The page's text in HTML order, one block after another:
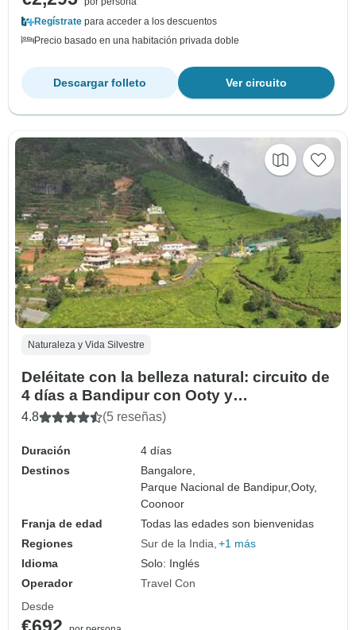
Regístrate para acceder a los descuentos
Precio basado en una habitación privada doble
Ver circuito
Descargar folleto
Naturaleza y Vida Silvestre
Deléitate con la belleza natural: circuito de
4 días a Bandipur con Ooty y
Coonoor(Todo incluido)
4.8 (5 reseñas)
Duración
4 días
Destinos
Bangalore,
Parque Nacional de Bandipur,Ooty,
Coonoor
Franja de edad
Todas las edades son bienvenidas
Regiones
Sur de la India +1 más
Idioma
Solo: Inglés
Operador
Travel Con
Desde
€692